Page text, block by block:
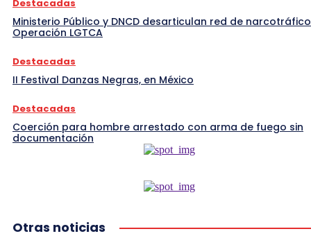
Destacadas
Ministerio Público y DNCD desarticulan red de
Operación LGTCA
Destacadas
II Festival Danzas Negras, en México
Destacadas
Coerción para hombre arrestado con arma de fuego sin
documentación
Otras noticias